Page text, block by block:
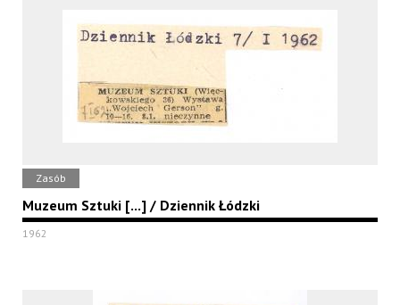
Zasób
Muzeum Sztuki [...] / Dziennik Łódzki
1962